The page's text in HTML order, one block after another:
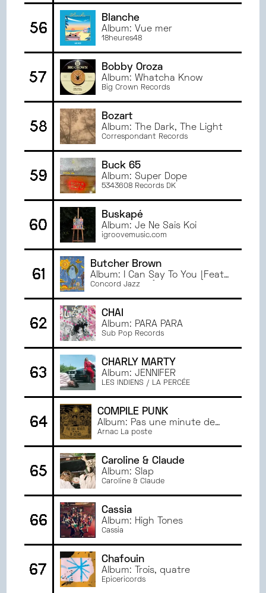
56
Blanche
Album: Vue mer
18heures48
57
Bobby Oroza
Album: Whatcha Know
Big Crown Records
58
Bozart
Album: The Dark, The Light
Correspondant Records
59
Buck 65
Album: Super Dope
5343608 Records DK
60
Buskapé
Album: Je Ne Sais Koi
igroovemusic.com
61
Butcher Brown
Album: I Can Say To You [Feat.
Vanisha Gould]
Concord Jazz
62
CHAI
Album: PARA PARA
Sub Pop Records
63
CHARLY MARTY
Album: JENNIFER
LES INDIENS / LA PERCÉE
64
COMPILE PUNK
Album: Pas une minute de
silence
Arnac La poste
65
Caroline & Claude
Album: Slap
Caroline & Claude
66
Cassia
Album: High Tones
Cassia
67
Chafouin
Album: Trois, quatre
Epicericords